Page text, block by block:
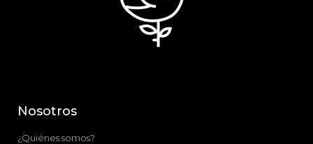
Nosotros
¿Quiénes somos?